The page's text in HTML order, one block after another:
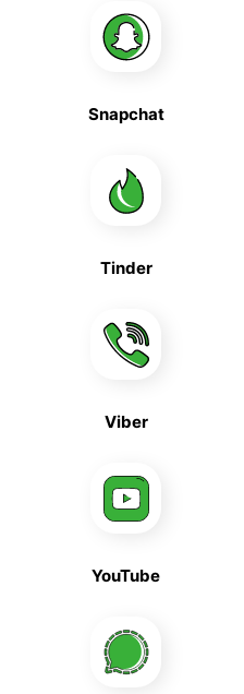
Snapchat
Tinder
Viber
YouTube